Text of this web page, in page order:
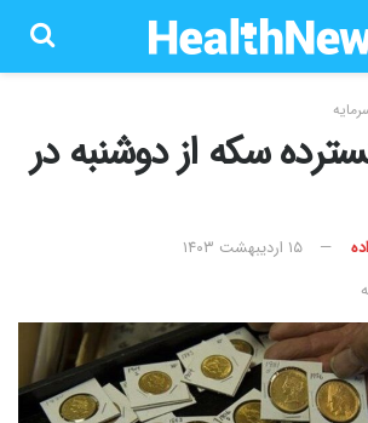
سکه از دوشنبه در
۱۵ اردیبهشت ۱۴۰۳